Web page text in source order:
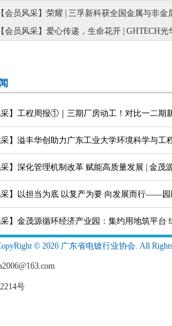
【会员风采】荣耀 | 三孚新科获全国金属与非
【会员风采】爱心传递，生命花开 | GHTECH
采】工程周报①｜三期厂房动工！对比一二期
采】溢丰华创助力广东工业大学环境科学与工
采】深化管理机制改革 赋能高质量发展 | 金
采】以担当为底 以复产为要 向发展而行——
采】金茂源循环经济产业园：集约用地筑平台
© 2026 广东省电镀行业协会. All Rights
号